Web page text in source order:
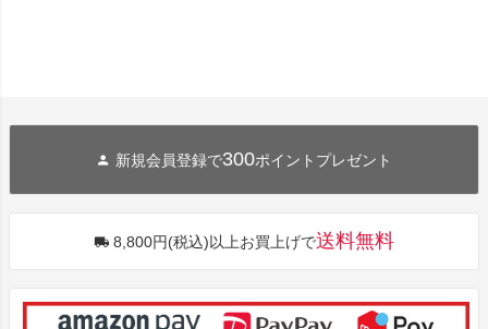
新規会員登録で300ポイントプレゼント
8,800円(税込)以上お買上げで送料無料